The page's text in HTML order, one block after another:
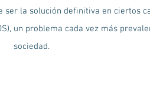
la solución definitiva en ciertos
un problema cada vez más
sociedad.